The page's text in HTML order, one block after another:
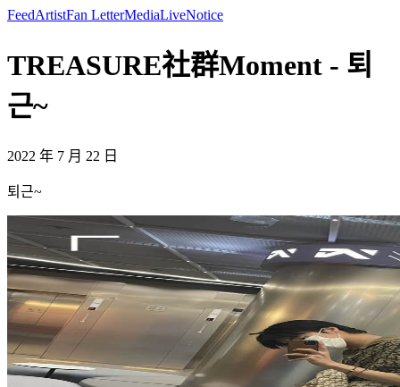
FeedArtistFan LetterMediaLiveNotice
TREASURE社群Moment - 퇴
근~
2022 年 7 月 22 日
퇴근~